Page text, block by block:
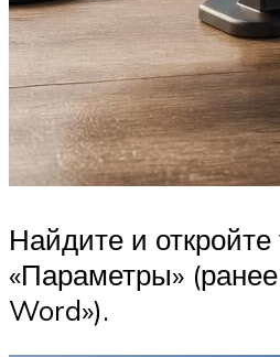
Найдите и
«Параметры»
Word»).